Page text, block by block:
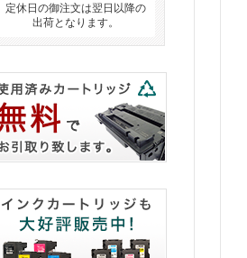
定休日の御注文は翌日以降の
出荷となります。